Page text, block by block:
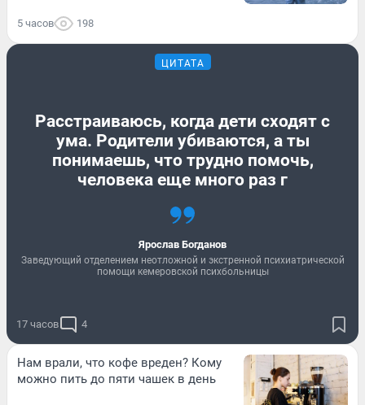
5 часов 198
ЦИТАТА
Расстраиваюсь, когда дети сходят с
ума. Родители убиваются, а ты
понимаешь, что трудно помочь,
человека еще много раз г
Ярослав Богданов
Заведующий отделением неотложной и экстренной психиатрической
помощи кемеровской психбольницы
17 часов 4
Нам врали, что кофе вреден? Кому
можно пить до пяти чашек в день